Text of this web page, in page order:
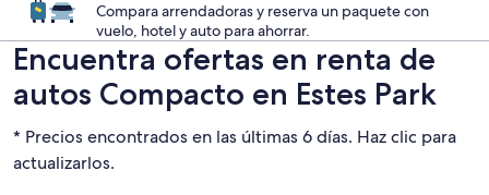
Compara arrendadoras y reserva un paquete con
vuelo, hotel y auto para ahorrar.
Encuentra ofertas en renta de
autos Compacto en Estes Park
* Precios encontrados en las últimas 6 días. Haz clic para
actualizarlos.